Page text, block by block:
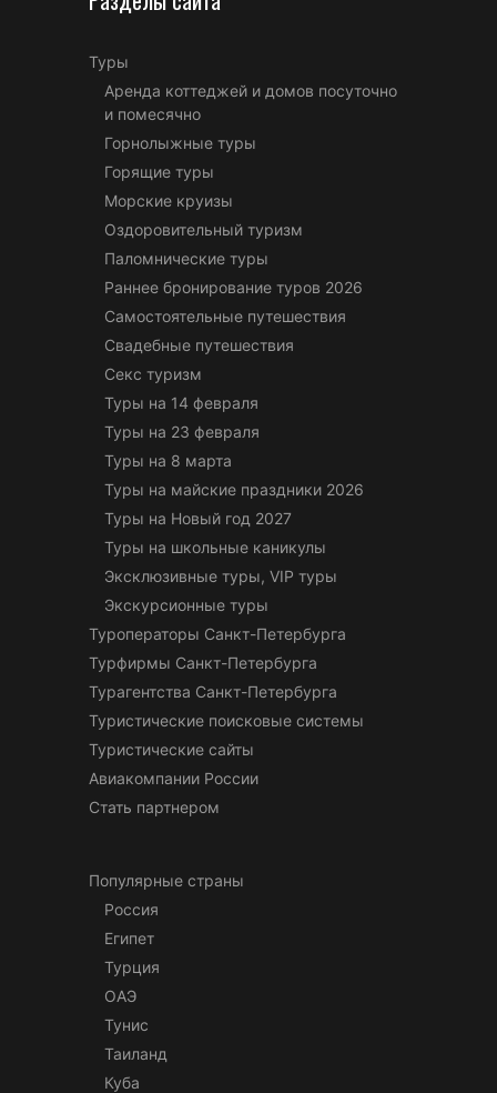
Туры
Аренда коттеджей и домов посуточно
и помесячно
Горнолыжные туры
Горящие туры
Морские круизы
Оздоровительный туризм
Паломнические туры
Раннее бронирование туров 2026
Самостоятельные путешествия
Свадебные путешествия
Секс туризм
Туры на 14 февраля
Туры на 23 февраля
Туры на 8 марта
Туры на майские праздники 2026
Туры на Новый год 2027
Туры на школьные каникулы
Эксклюзивные туры, VIP туры
Экскурсионные туры
Туроператоры Санкт-Петербурга
Турфирмы Санкт-Петербурга
Турагентства Санкт-Петербурга
Туристические поисковые системы
Туристические сайты
Авиакомпании России
Стать партнером
Популярные страны
Россия
Египет
Турция
ОАЭ
Тунис
Таиланд
Куба